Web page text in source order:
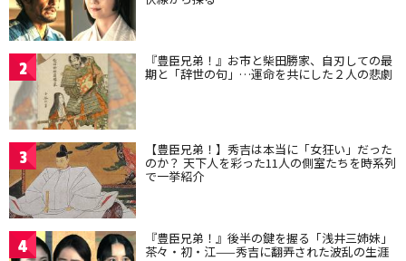
2 『豊臣兄弟！』お市と柴田勝家、自刃しての最
期と「辞世の句」…運命を共にした２人の悲劇
3 【豊臣兄弟！】秀吉は本当に「女狂い」だった
のか？ 天下人を彩った11人の側室たちを時系列
で一挙紹介
4 『豊臣兄弟！』後半の鍵を握る「浅井三姉妹」
茶々・初・江——秀吉に翻弄された波乱の生涯